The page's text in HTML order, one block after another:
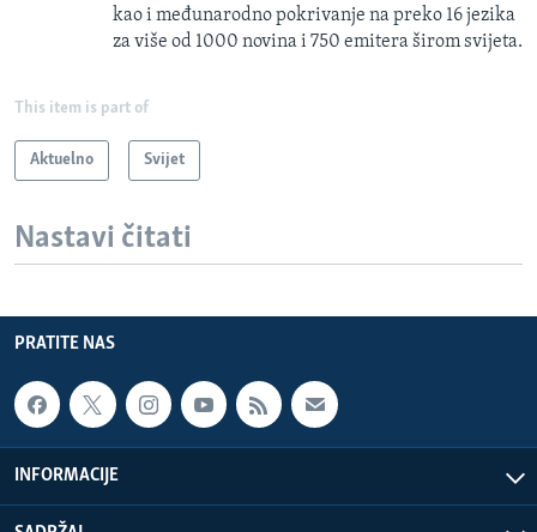
kao i međunarodno pokrivanje na preko 16 jezika
za više od 1000 novina i 750 emitera širom svijeta.
This item is part of
Aktuelno Svijet
Nastavi čitati
PRATITE NAS
INFORMACIJE